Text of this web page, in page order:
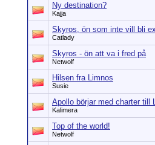
Ny destination?
Kajja
Skyros, ön som inte vill bli
Catlady
Skyros - ön att va i fred på
Netwolf
Hilsen fra Limnos
Susie
Apollo börjar med charter till
Kalimera
Top of the world!
Netwolf